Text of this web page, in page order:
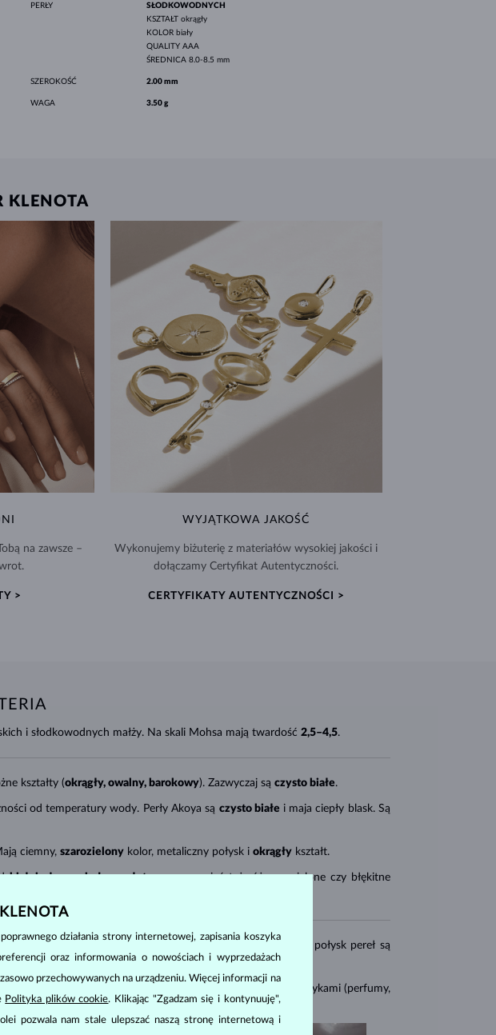
PERŁY
SŁODKOWODNYCH
KSZTAŁT okrągły
KOLOR biały
QUALITY AAA
ŚREDNICA 8.0-8.5 mm
SZEROKOŚĆ 2.00 mm
WAGA 3.50 g
KLENOTA
na zawsze –
>
WYJĄTKOWA JAKOŚĆ
Wykonujemy biżuterię z materiałów wysokiej jakości i
dołączamy Certyfikat Autentyczności.
CERTYFIKATY AUTENTYCZNOŚCI >
i słodkowodnych małży. Na skali Mohsa mają twardość 2,5–4,5.
kształty (okrągły, owalny, barokowy). Zazwyczaj są czysto białe.
od temperatury wody. Perły Akoya są czysto białe i maja ciepły blask. Są
ciemny, szarozielony kolor, metaliczny połysk i okrągły kształt.
białej aż po miodowo złotą – mogą mieć też różowe, zielone czy błękitne
połysku, gładkości powierzchni wielkości
. Powierzchnia i połysk pereł są
z ich rozmiarem (średnicą w mm).
jest bardzo delikatna. Należy unikać kontaktu z kosmetykami (perfumy,
można je tylko miękką ściereczką.
działania strony internetowej, zapisania koszyka
oraz informowania o nowościach i wyprzedażach
przechowywanych na urządzeniu. Więcej informacji na
Polityka plików cookie. Klikając "Zgadzam się i kontynuuję",
pozwala nam stale ulepszać naszą stronę internetową i